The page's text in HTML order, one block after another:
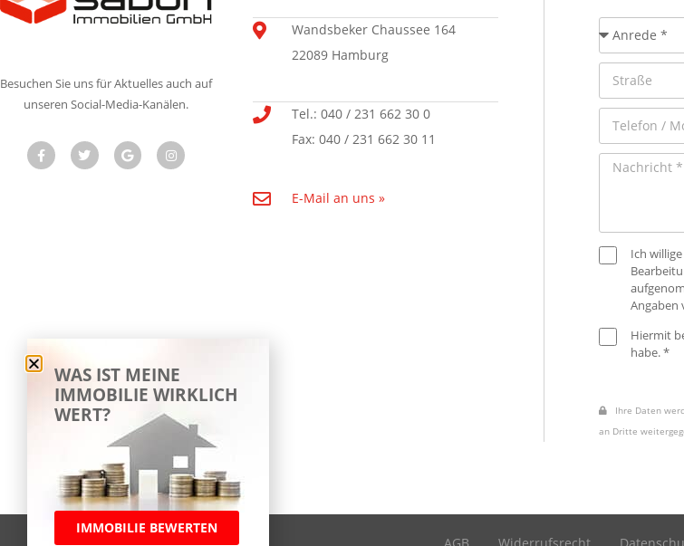
Besuchen Sie uns für Aktuelles auch auf
unseren Social-Media-Kanälen.
Wandsbeker Chaussee 164
22089 Hamburg
Tel.: 040 / 231 662 30 0
Fax: 040 / 231 662 30 11
E-Mail an uns »
Ich
Angaben
Hiermit
habe. *
Ihre Daten
an Dritte
WAS IST MEINE
IMMOBILIE WIRKLICH
WERT?
IMMOBILIE BEWERTEN